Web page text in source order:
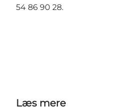
54 86 90 28.
Læs mere